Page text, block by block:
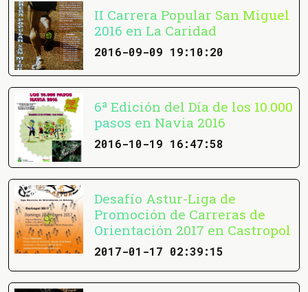
II Carrera Popular San Miguel
2016 en La Caridad
2016-09-09 19:10:20
6ª Edición del Día de los 10.000
pasos en Navia 2016
2016-10-19 16:47:58
Desafío Astur-Liga de
Promoción de Carreras de
Orientación 2017 en Castropol
2017-01-17 02:39:15